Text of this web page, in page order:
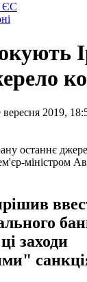
ЄС
2019,
міністром
заходи